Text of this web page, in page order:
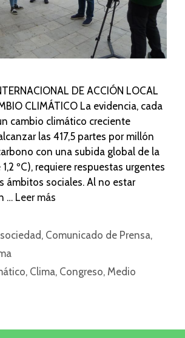
DE ACCIÓN LOCAL
CLIMÁTICO La evidencia, cada
cambio climático creciente
las 417,5 partes por millón
con una subida global de la
ºC), requiere respuestas urgentes
ámbitos sociales. Al no estar
… Leer más
, Comunicado de Prensa,
, Clima, Congreso, Medio